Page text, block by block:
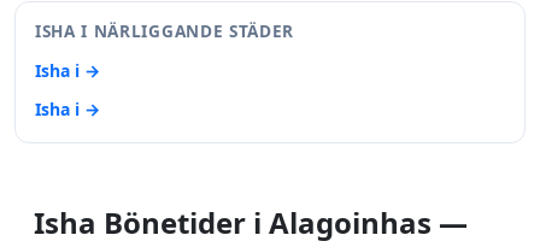
ISHA I NÄRLIGGANDE STÄDER
Isha i →
Isha i →
Isha Bönetider i Alagoinhas —